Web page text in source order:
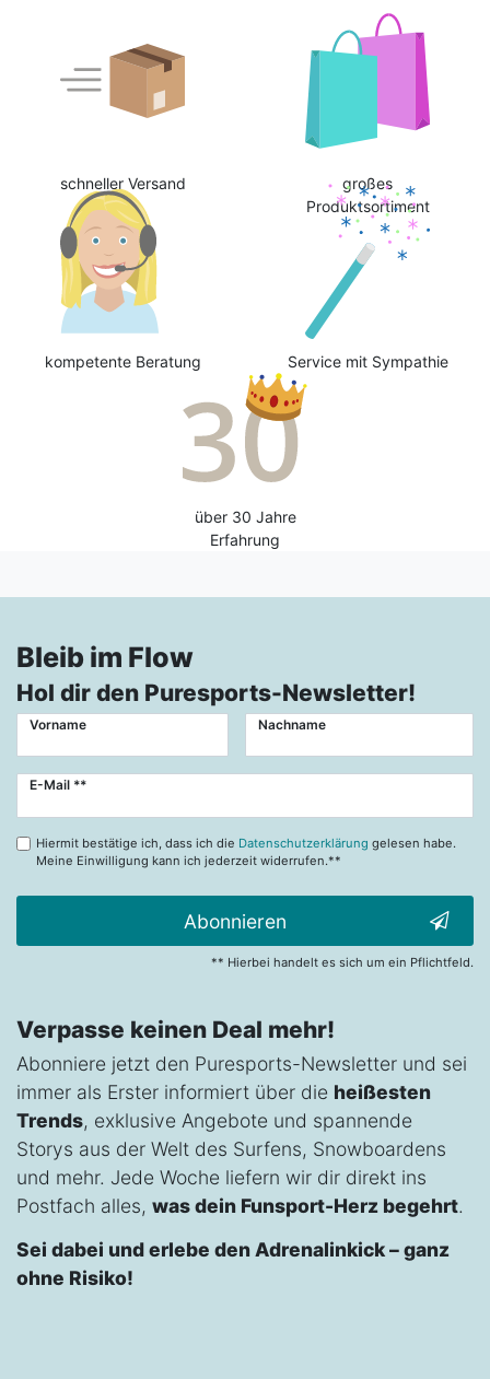
schneller Versand
großes
Produktsortiment
kompetente Beratung Service mit Sympathie
über 30 Jahre
Erfahrung
Bleib im Flow
Hol dir den Puresports-Newsletter!
Vorname Nachname
E-Mail **
Newsletter
Hiermit bestätige ich, dass ich die Datenschutzerklärung gelesen habe.
Meine Einwilligung kann ich jederzeit widerrufen.**
Abonnieren
** Hierbei handelt es sich um ein Pflichtfeld.
Verpasse keinen Deal mehr!
Abonniere jetzt den Puresports-Newsletter und sei
immer als Erster informiert über die heißesten
Trends, exklusive Angebote und spannende
Storys aus der Welt des Surfens, Snowboardens
und mehr. Jede Woche liefern wir dir direkt ins
Postfach alles, was dein Funsport-Herz begehrt.
Sei dabei und erlebe den Adrenalinkick – ganz
ohne Risiko!